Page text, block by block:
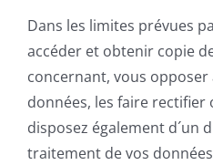
Dans les limites prévues
accéder et obtenir copie
concernant, vous
données, les faire rectifier
disposez également d´un
traitement de vos